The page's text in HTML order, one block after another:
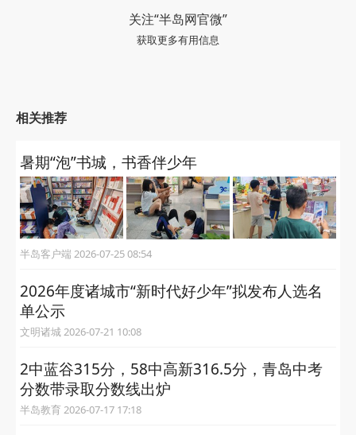
关注“半岛网官微”
获取更多有用信息
相关推荐
暑期“泡”书城，书香伴少年
半岛客户端 2026-07-25 08:54
2026年度诸城市“新时代好少年”拟发布人选名
单公示
文明诸城 2026-07-21 10:08
2中蓝谷315分，58中高新316.5分，青岛中考
分数带录取分数线出炉
半岛教育 2026-07-17 17:18